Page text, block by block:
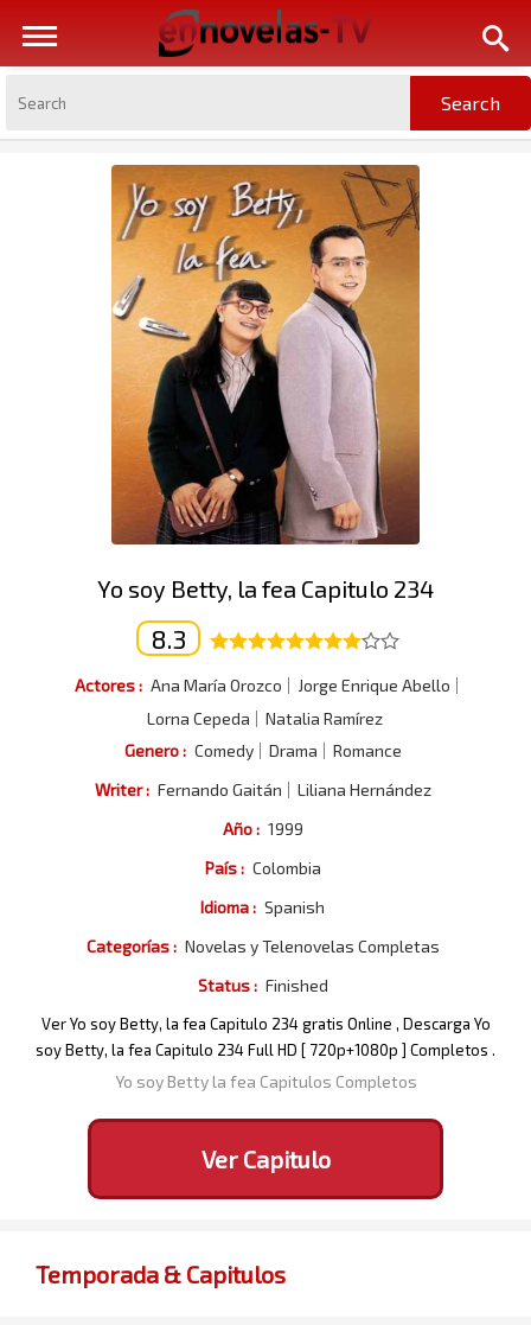
Yo soy Betty, la fea Capitulo 234
8.3
Actores : Ana María Orozco
Jorge Enrique Abello
Lorna Cepeda
Natalia Ramírez
Genero : Comedy Drama
Romance
Writer : Fernando Gaitán
Liliana Hernández
Año : 1999
País : Colombia
Idioma : Spanish
Categorías : Novelas y Telenovelas Completas
Status : Finished
Ver Yo soy Betty, la fea Capitulo 234 gratis Online , Descarga Yo
soy Betty, la fea Capitulo 234 Full HD [ 720p+1080p ] Completos .
Yo soy Betty la fea Capitulos Completos
Ver Capitulo
Temporada & Capitulos